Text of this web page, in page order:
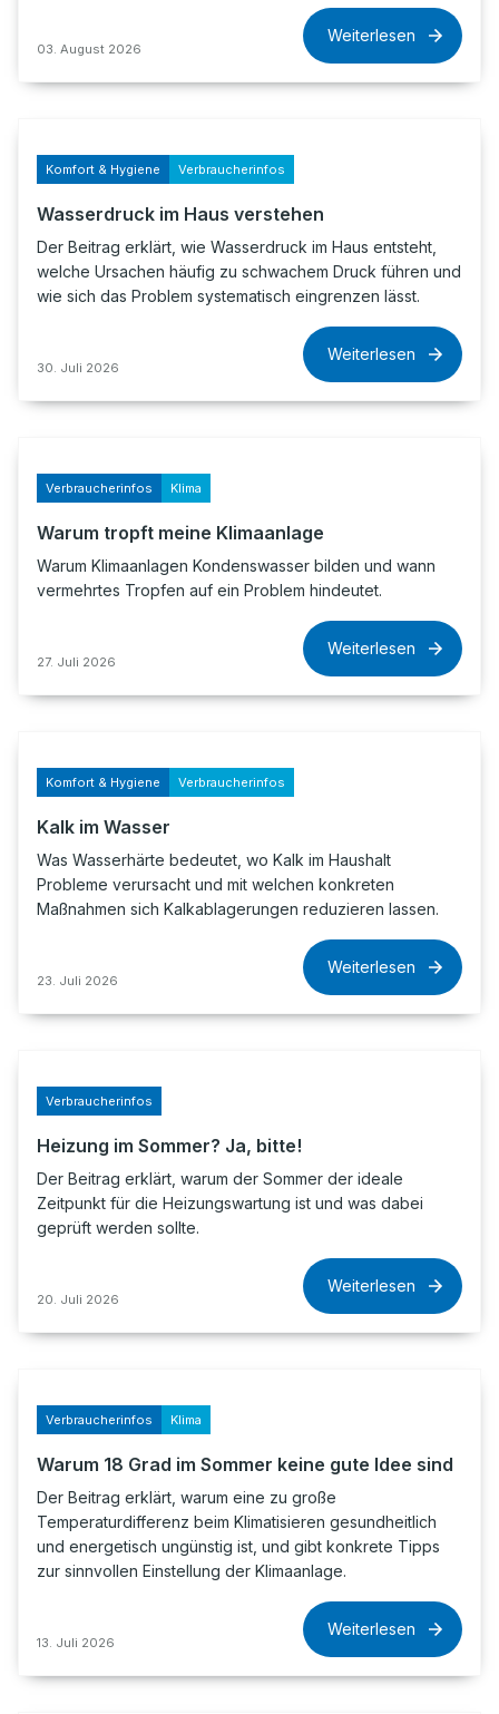
03. August 2026
Weiterlesen
Komfort & Hygiene Verbraucherinfos
Wasserdruck im Haus verstehen
Der Beitrag erklärt, wie Wasserdruck im Haus entsteht,
welche Ursachen häufig zu schwachem Druck führen und
wie sich das Problem systematisch eingrenzen lässt.
30. Juli 2026
Weiterlesen
Verbraucherinfos Klima
Warum tropft meine Klimaanlage
Warum Klimaanlagen Kondenswasser bilden und wann
vermehrtes Tropfen auf ein Problem hindeutet.
27. Juli 2026
Weiterlesen
Komfort & Hygiene Verbraucherinfos
Kalk im Wasser
Was Wasserhärte bedeutet, wo Kalk im Haushalt
Probleme verursacht und mit welchen konkreten
Maßnahmen sich Kalkablagerungen reduzieren lassen.
23. Juli 2026
Weiterlesen
Verbraucherinfos
Heizung im Sommer? Ja, bitte!
Der Beitrag erklärt, warum der Sommer der ideale
Zeitpunkt für die Heizungswartung ist und was dabei
geprüft werden sollte.
20. Juli 2026
Weiterlesen
Verbraucherinfos Klima
Warum 18 Grad im Sommer keine gute Idee sind
Der Beitrag erklärt, warum eine zu große
Temperaturdifferenz beim Klimatisieren gesundheitlich
und energetisch ungünstig ist, und gibt konkrete Tipps
zur sinnvollen Einstellung der Klimaanlage.
13. Juli 2026
Weiterlesen